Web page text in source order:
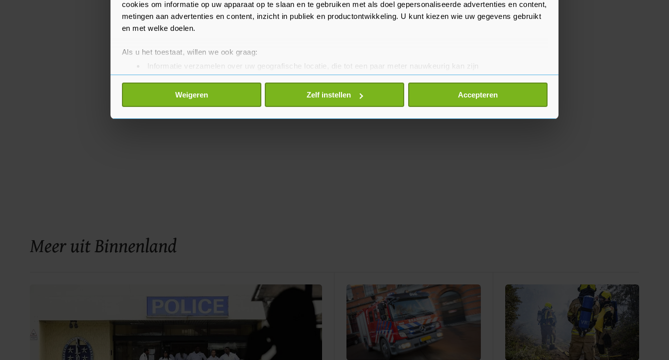
cookies om informatie op uw apparaat op te slaan en te gebruiken met als doel gepersonaliseerde advertenties en content,
metingen aan advertenties en content, inzicht in publiek en productontwikkeling. U kunt kiezen wie uw gegevens gebruikt
en met welke doelen.
Als u het toestaat, willen we ook graag:
Informatie verzamelen over uw geografische locatie, die tot een paar meter nauwkeurig kan zijn
Uw apparaat identificeren door het actief te scannen op specifieke eigenschappen (fingerprinting)
Lees meer over hoe uw persoonlijke gegevens worden verwerkt en stel uw voorkeuren in het
detailgedeelte
toestemming op elk moment wijzigen of intrekken in de Cookieverklaring.
Weigeren Zelf instellen Accepteren
Meer uit Binnenland